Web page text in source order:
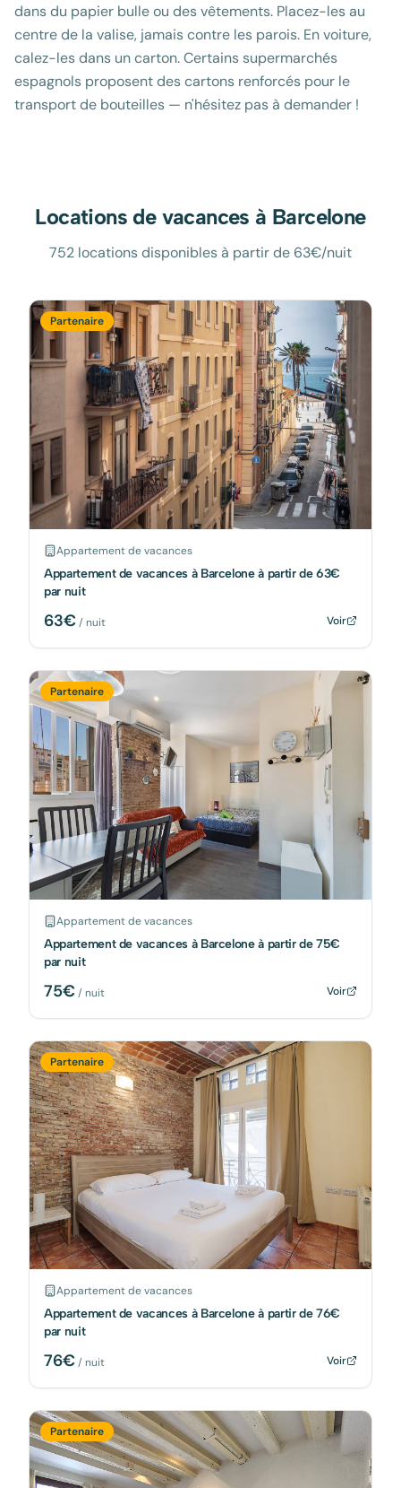
dans du papier bulle ou des vêtements. Placez-les au
centre de la valise, jamais contre les parois. En voiture,
calez-les dans un carton. Certains supermarchés
espagnols proposent des cartons renforcés pour le
transport de bouteilles — n'hésitez pas à demander !
Locations de vacances à Barcelone
752 locations disponibles à partir de 63€/nuit
Partenaire
Appartement de vacances
Appartement de vacances à Barcelone à partir de 63€
par nuit
63€/ nuit Voir
Partenaire
Appartement de vacances
Appartement de vacances à Barcelone à partir de 75€
par nuit
75€/ nuit Voir
Partenaire
Appartement de vacances
Appartement de vacances à Barcelone à partir de 76€
par nuit
76€/ nuit Voir
Partenaire